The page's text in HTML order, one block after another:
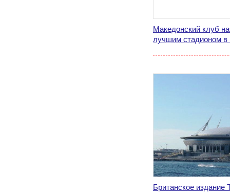
Македонский клуб
лучшим стадионом в
Британское издание